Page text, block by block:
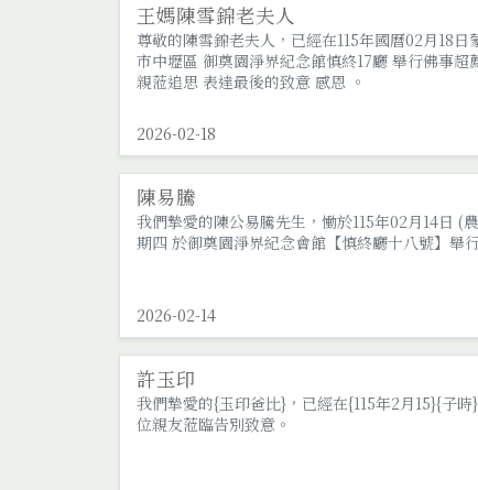
王媽陳雪錦老夫人
尊敬的陳雪錦老夫人，已經在115年國曆02月18
市中壢區 御奠園淨界紀念館慎終17廳 舉行佛事
親蒞追思 表達最後的致意 感恩 。
2026-02-18
陳易騰
我們摯愛的陳公易騰先生，慟於115年02月14日 (
期四 於御奠園淨界紀念會館【慎終廳十八號】舉
2026-02-14
許玉印
我們摯愛的{玉印爸比}，已經在{115年2月15}{子
位親友蒞臨告別致意。